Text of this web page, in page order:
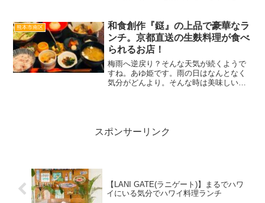
がうり！またいちごシーズンになると、
とっても巨大な甘いイチゴを使った大福
も登場します。
熊本市南区
和食創作『鎹』の上品で豪華なラ
ンチ。京都直送の生麩料理が食べ
られるお店！
梅雨へ逆戻り？そんな天気が続くようで
すね。あゆ姫です。雨の日はなんとなく
気分がどんより。そんな時は美味しいラ
スポンサーリンク
【LANI GATE(ラニゲート)】まるでハワ
イにいる気分でハワイ料理ランチ